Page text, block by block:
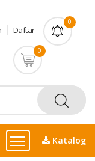
Daftar
0
0
Katalog